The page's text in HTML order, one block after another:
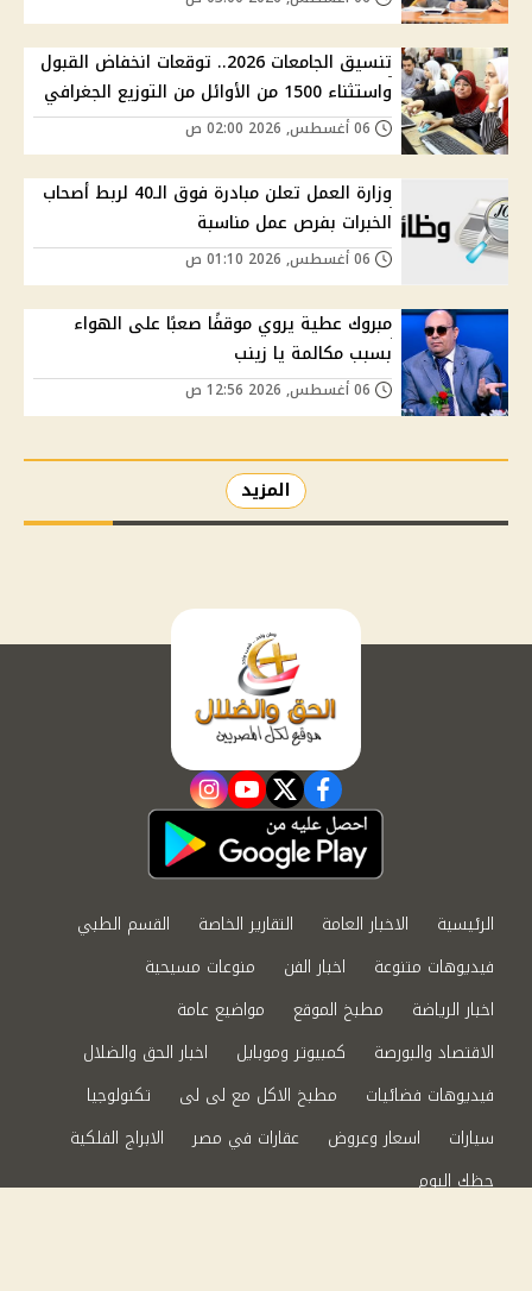
تنسيق الجامعات 2026.. توقعات انخفاض القبول
واستثناء 1500 من الأوائل من التوزيع الجغرافي
وزارة العمل تعلن مبادرة فوق الـ40 لربط أصحاب
الخبرات بفرص عمل مناسبة
مبروك عطية يروي موقفًا صعبًا على الهواء
بسبب مكالمة يا زينب
المزيد
facebook
twitter
youtube
instagram
الرئيسية الاخبار العامة التقارير الخاصة
القسم الطبي
فيديوهات متنوعة
اخبار الفن
منوعات مسيحية
اخبار الرياضة
مطبخ الموقع
مواضيع عامة
الاقتصاد والبورصة
كمبيوتر وموبايل
اخبار الحق والضلال
فيديوهات فضائيات
مطبخ الاكل مع لى لى
تكنولوجيا
سيارات
اسعار وعروض عقارات في مصر
الابراج الفلكية
حظك اليوم